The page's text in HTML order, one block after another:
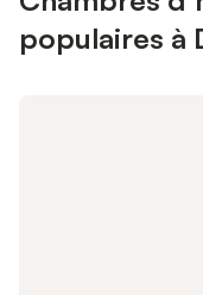
populaires à